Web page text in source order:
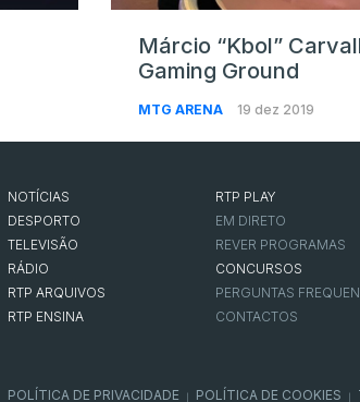
Márcio “Kbol”
Gaming Ground
MTG ARENA 19 dez 2019
NOTÍCIAS
DESPORTO
TELEVISÃO
RÁDIO
RTP ARQUIVOS
RTP ENSINA
RTP PLAY
EM DIRETO
REVER PROGRAMAS
CONCURSOS
PERGUNTAS
CONTACTOS
POLÍTICA DE PRIVACIDADE POLÍTICA DE COOKIES